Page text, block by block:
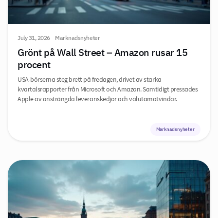
July 31, 2026 Marknadsnyheter
Grönt på Wall Street – Amazon rusar 15
procent
USA-börserna steg brett på fredagen, drivet av starka
kvartalsrapporter från Microsoft och Amazon. Samtidigt pressades
Apple av ansträngda leveranskedjor och valutamotvindar.
Marknadsnyheter